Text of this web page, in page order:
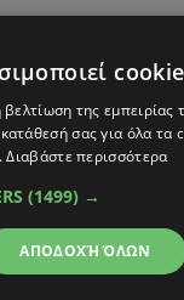
της
σας για όλα
Διαβάστε περισσότερα
(1499) →
ΑΠΟΔΟΧΉ ΌΛΩΝ